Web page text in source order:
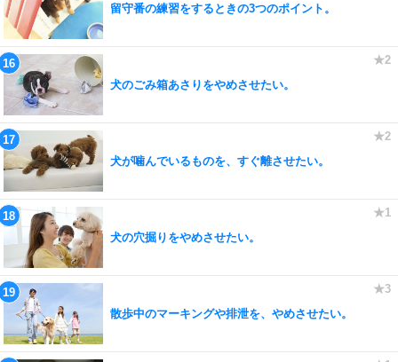
留守番の練習をするときの3つのポイント。
犬のごみ箱あさりをやめさせたい。
犬が噛んでいるものを、すぐ離させたい。
犬の穴掘りをやめさせたい。
散歩中のマーキングや排泄を、やめさせたい。